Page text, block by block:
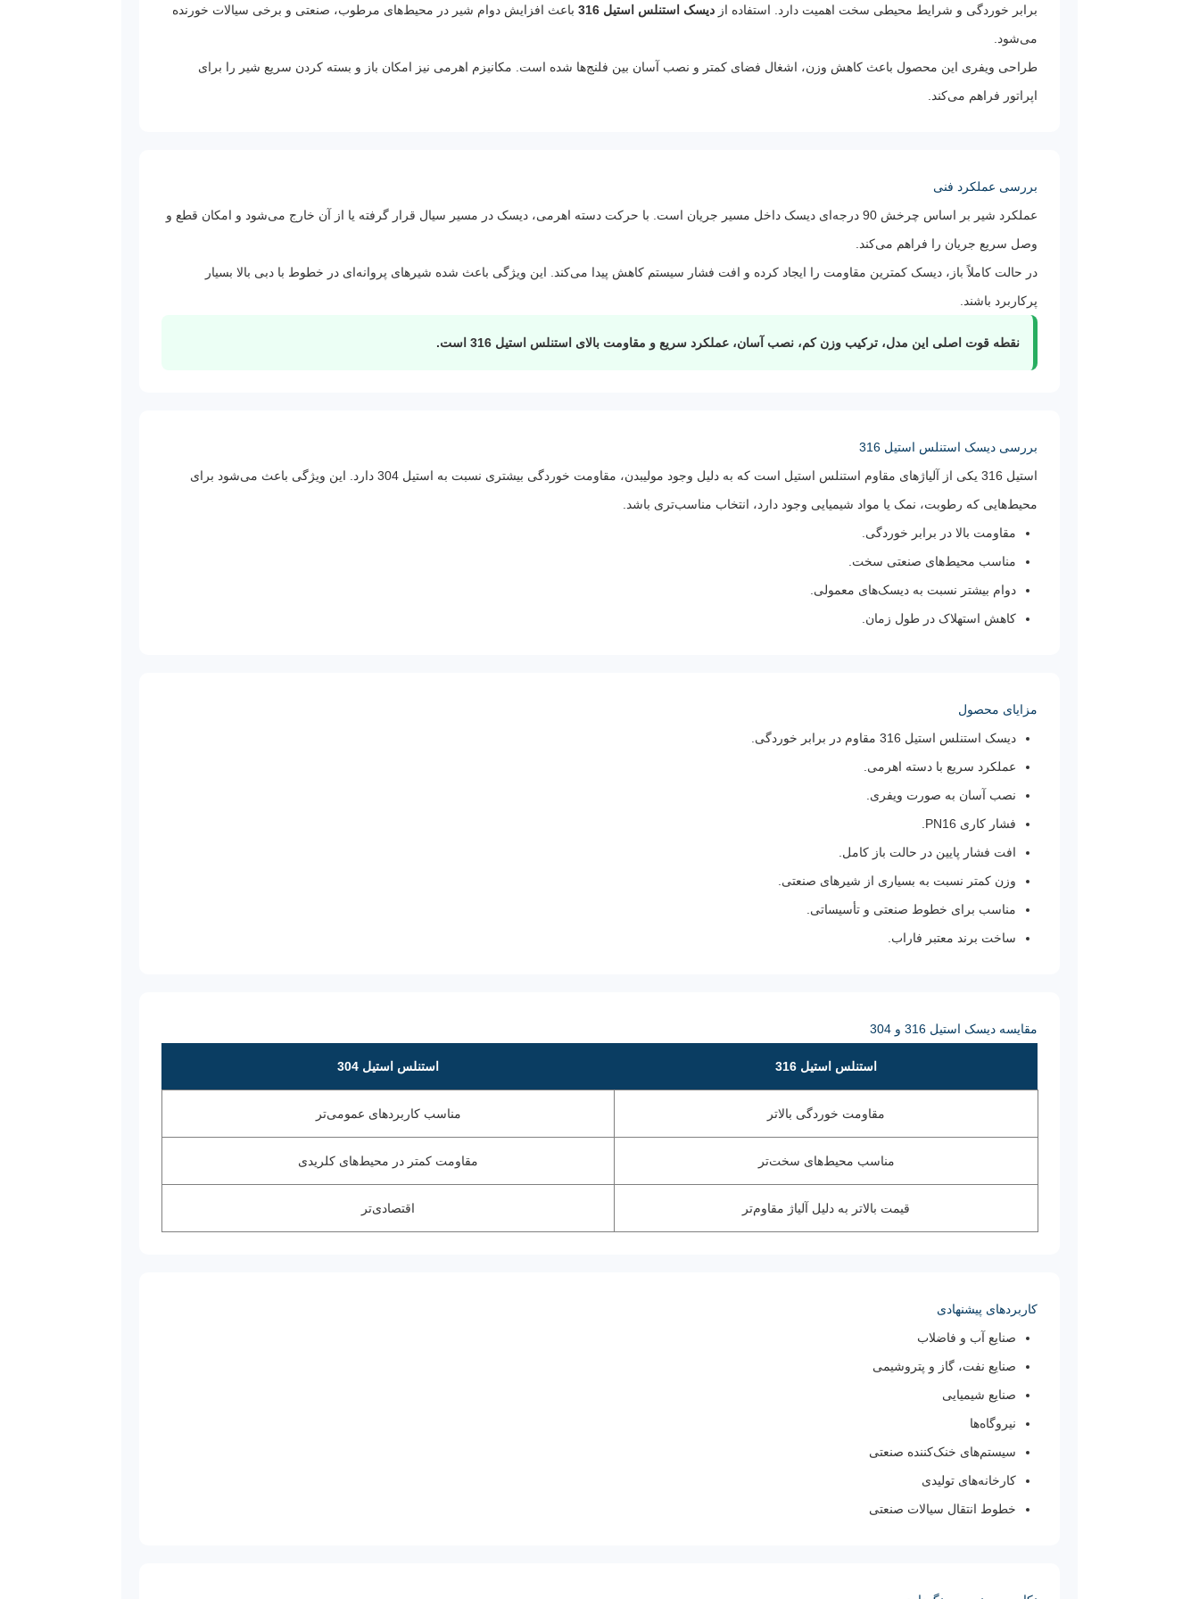
مناسب خطوط صنعتی و تأسیسات.
برابر خوردگی و شرایط محیطی سخت اهمیت دارد. استفاده از دیسک استنلس استیل 316
باعث افزایش دوام شیر در محیط‌های مرطوب، صنعتی و برخی سیالات خورنده
می‌شود.
طراحی ویفری این محصول باعث کاهش وزن، اشغال فضای کمتر و نصب آسان بین فلنج‌ها شده است. مکانیزم اهرمی نیز امکان باز و بسته کردن سریع شیر را برای
اپراتور فراهم می‌کند.
بررسی عملکرد فنی
عملکرد شیر بر اساس چرخش 90 درجه‌ای دیسک داخل مسیر جریان است. با حرکت دسته اهرمی، دیسک در مسیر سیال قرار گرفته یا از آن خارج می‌شود و امکان قطع و
وصل سریع جریان را فراهم می‌کند.
در حالت کاملاً باز، دیسک کمترین مقاومت را ایجاد کرده و افت فشار سیستم کاهش پیدا می‌کند. این ویژگی باعث شده شیرهای پروانه‌ای در خطوط با دبی بالا بسیار
پرکاربرد باشند.
نقطه قوت اصلی این مدل، ترکیب وزن کم، نصب آسان، عملکرد سریع و مقاومت بالای استنلس استیل 316 است.
بررسی دیسک استنلس استیل 316
استیل 316 یکی از آلیاژهای مقاوم استنلس استیل است که به دلیل وجود مولیبدن، مقاومت خوردگی بیشتری نسبت به استیل 304 دارد. این ویژگی باعث می‌شود برای
محیط‌هایی که رطوبت، نمک یا مواد شیمیایی وجود دارد، انتخاب مناسب‌تری باشد.
مقاومت بالا در برابر خوردگی.
مناسب محیط‌های صنعتی سخت.
دوام بیشتر نسبت به دیسک‌های معمولی.
کاهش استهلاک در طول زمان.
مزایای محصول
دیسک استنلس استیل 316 مقاوم در برابر خوردگی.
عملکرد سریع با دسته اهرمی.
نصب آسان به صورت ویفری.
فشار کاری PN16.
افت فشار پایین در حالت باز کامل.
وزن کمتر نسبت به بسیاری از شیرهای صنعتی.
مناسب برای خطوط صنعتی و تأسیساتی.
ساخت برند معتبر فاراب.
مقایسه دیسک استیل 316 و 304
استنلس استیل 316 استنلس استیل 304
مقاومت خوردگی بالاتر مناسب کاربردهای عمومی‌تر
مناسب محیط‌های سخت‌تر مقاومت کمتر در محیط‌های کلریدی
قیمت بالاتر به دلیل آلیاژ مقاوم‌تر اقتصادی‌تر
کاربردهای پیشنهادی
صنایع آب و فاضلاب
صنایع نفت، گاز و پتروشیمی
صنایع شیمیایی
نیروگاه‌ها
سیستم‌های خنک‌کننده صنعتی
کارخانه‌های تولیدی
خطوط انتقال سیالات صنعتی